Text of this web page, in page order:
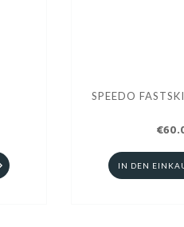
SPEEDO
IN DEN